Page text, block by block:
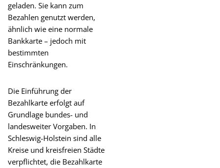
geladen. Sie kann zum
Bezahlen genutzt werden,
ähnlich wie eine normale
Bankkarte – jedoch mit
bestimmten
Einschränkungen.
Die Einführung der
Bezahlkarte erfolgt auf
Grundlage bundes- und
landesweiter Vorgaben. In
Schleswig-Holstein sind alle
Kreise und kreisfreien Städte
verpflichtet, die Bezahlkarte